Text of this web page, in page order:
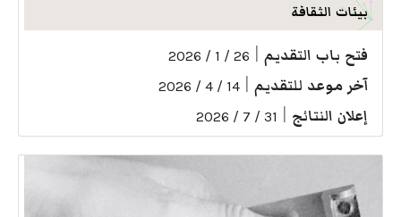
بيئات الثقافة
فتح باب التقديم 26 / 1 / 2026
آخر موعد للتقديم 14 / 4 / 2026
إعلان النتائج 31 / 7 / 2026